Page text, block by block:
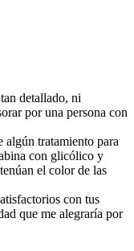
detallado, ni
por una persona con
algún tratamiento para
con glicólico y
el color de las
con tus
que me alegraría por